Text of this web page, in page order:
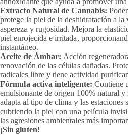
Extracto Natural de Cannabis:
protege la piel de la deshidratación a la
aspereza y rugosidad. Mejora la
piel enrojecida e irritada,
instantáneo.
Aceite de Ámbar: Acción
renovación de las células dañadas.
radicales libre y tiene actividad
Fórmula activa inteligente: Contiene
emulsionante de origen 100% natural y
adapta al tipo de clima y las estaciones
cubriendo la piel con una película
las agresiones ambientales más
¡Sin gluten!